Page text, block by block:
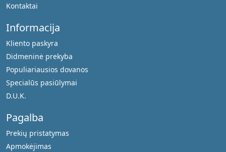
Kontaktai
Informacija
Kliento paskyra
Didmeninė prekyba
Populiariausios dovanos
Specialūs pasiūlymai
D.U.K.
Pagalba
Prekių pristatymas
Apmokėjimas